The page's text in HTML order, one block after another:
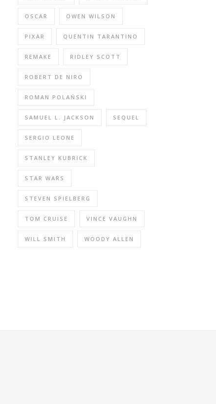
OSCAR OWEN WILSON
PIXAR QUENTIN TARANTINO
REMAKE RIDLEY SCOTT
ROBERT DE NIRO
ROMAN POLAŃSKI
SAMUEL L. JACKSON SEQUEL
SERGIO LEONE
STANLEY KUBRICK
STAR WARS
STEVEN SPIELBERG
TOM CRUISE VINCE VAUGHN
WILL SMITH WOODY ALLEN